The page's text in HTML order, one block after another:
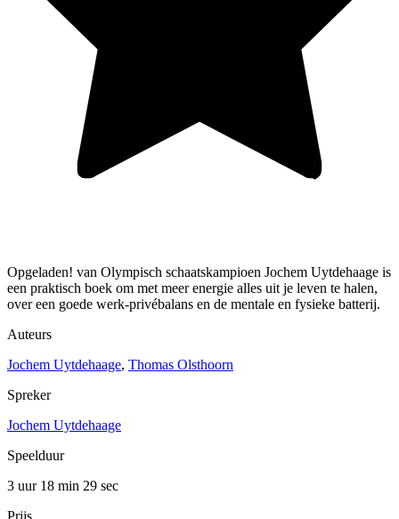
Opgeladen! van Olympisch schaatskampioen Jochem Uytdehaage is
een praktisch boek om met meer energie alles uit je leven te halen,
over een goede werk-privébalans en de mentale en fysieke batterij.
Auteurs
Jochem Uytdehaage, Thomas Olsthoorn
Spreker
Jochem Uytdehaage
Speelduur
3 uur 18 min 29 sec
Prijs